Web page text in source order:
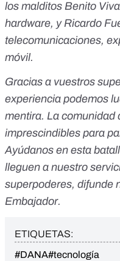
los malditos Benito
hardware, y Ricardo
telecomunicaciones,
móvil.
Gracias a vuestros
experiencia podemos
mentira. La comunidad
imprescindibles para
Ayúdanos en esta
lleguen a nuestro
superpoderes, difunde
Embajador.
ETIQUETAS:
#DANA#tecnología